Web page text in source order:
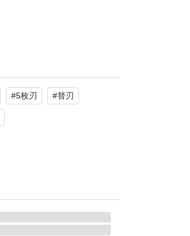
#5枚刃 #替刃